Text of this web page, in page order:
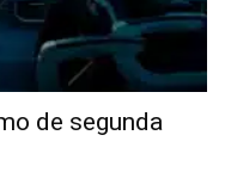
de segunda